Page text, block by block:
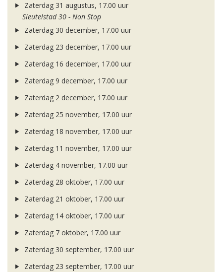
Zaterdag 31 augustus, 17.00 uur
Sleutelstad 30 - Non Stop
Zaterdag 30 december, 17.00 uur
Zaterdag 23 december, 17.00 uur
Zaterdag 16 december, 17.00 uur
Zaterdag 9 december, 17.00 uur
Zaterdag 2 december, 17.00 uur
Zaterdag 25 november, 17.00 uur
Zaterdag 18 november, 17.00 uur
Zaterdag 11 november, 17.00 uur
Zaterdag 4 november, 17.00 uur
Zaterdag 28 oktober, 17.00 uur
Zaterdag 21 oktober, 17.00 uur
Zaterdag 14 oktober, 17.00 uur
Zaterdag 7 oktober, 17.00 uur
Zaterdag 30 september, 17.00 uur
Zaterdag 23 september, 17.00 uur